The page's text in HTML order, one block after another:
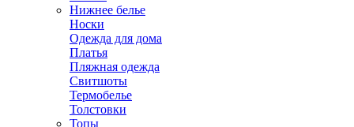
Нижнее белье
Носки
Одежда для дома
Платья
Пляжная одежда
Свитшоты
Термобелье
Толстовки
Топы